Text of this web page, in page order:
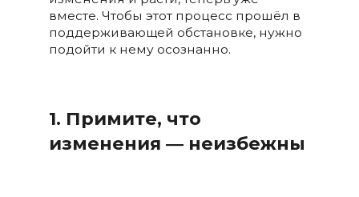
вместе. Чтобы этот процесс прошёл в
поддерживающей обстановке, нужно
подойти к нему осознанно.
1. Примите, что
изменения ― неизбежны